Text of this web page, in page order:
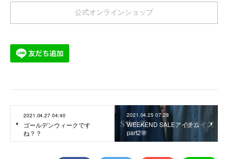
公式オンラインショップ
2021.04.27 04:40
ゴールデンウィークです
ね？？
2021.04.25 07:28
WEEKEND SALEアイテム
part2🌸